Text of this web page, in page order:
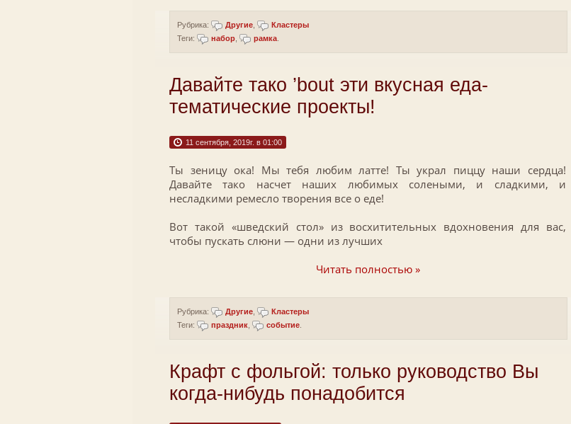
Рубрика: Другие
Кластеры
Теги:
набор рамка
Давайте тако ’bout эти вкусная еда-
тематические проекты!
11 сентября, 2019г. в 01:00
Ты зеницу ока! Мы тебя любим латте! Ты украл пиццу наши сердца!
Давайте тако насчет наших любимых солеными, и сладкими, и
несладкими ремесло творения все о еде!
Вот такой «шведский стол» из восхитительных вдохновения для вас,
чтобы пускать слюни — одни из лучших
Читать полностью »
Рубрика: Другие
Кластеры
Теги:
праздник событие
Крафт с фольгой: только руководство Вы
когда-нибудь понадобится